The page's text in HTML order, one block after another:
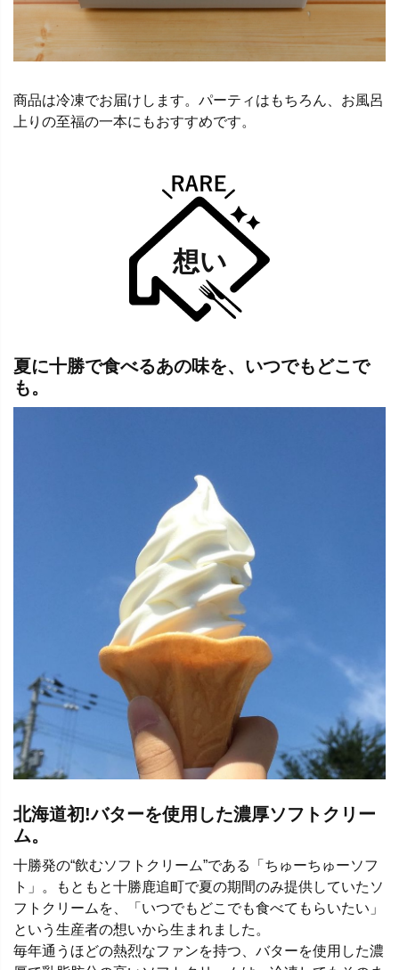
商品は冷凍でお届けします。パーティはもちろん、お風呂
上りの至福の一本にもおすすめです。
想い
夏に十勝で食べるあの味を、いつでもどこで
も。
北海道初!バターを使用した濃厚ソフトクリー
ム。
十勝発の“飲むソフトクリーム”である「ちゅーちゅーソフ
ト」。もともと十勝鹿追町で夏の期間のみ提供していたソ
フトクリームを、「いつでもどこでも食べてもらいたい」
という生産者の想いから生まれました。
毎年通うほどの熱烈なファンを持つ、バターを使用した濃